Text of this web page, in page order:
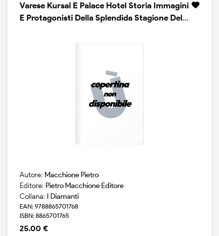
Varese Kursal E Palace Hotel Storia Immagini
E Protagonisti Della Splendida Stagione Del
Autore: Macchione Pietro
Editore: Pietro Macchione Editore
Collana: I Diamanti
EAN: 9788865701768
ISBN: 8865701765
25.00 €